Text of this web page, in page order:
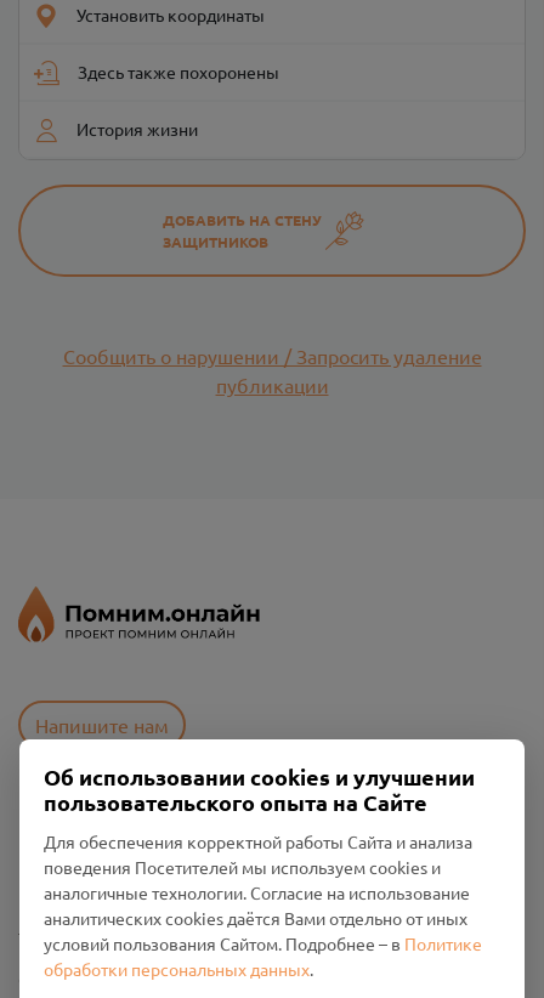
Установить координаты
Здесь также похоронены
История жизни
ДОБАВИТЬ НА СТЕНУ
ЗАЩИТНИКОВ
Сообщить о нарушении / Запросить удаление
публикации
Напишите нам
Политика конфиденциальности
Промо-материалы
Настройки cookies
Общество с ограниченной ответственностью «Смоленский
Об использовании cookies и улучшении
пользовательского опыта на Сайте
Для обеспечения корректной работы Сайта и анализа
поведения Посетителей мы используем cookies и
аналогичные технологии. Согласие на использование
аналитических cookies даётся Вами отдельно от иных
условий пользования Сайтом. Подробнее – в Политике
обработки персональных данных.